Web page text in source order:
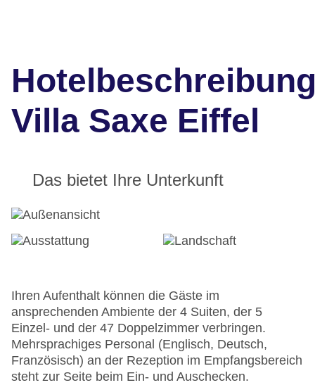
Villa Saxe Eiffel
Das bietet Ihre Unterkunft
Ihren Aufenthalt können die Gäste im
ansprechenden Ambiente der 4 Suiten, der 5
Einzel- und der 47 Doppelzimmer verbringen.
Mehrsprachiges Personal (Englisch, Deutsch,
Französisch) an der Rezeption im Empfangsbereich
steht zur Seite beim Ein- und Auschecken.